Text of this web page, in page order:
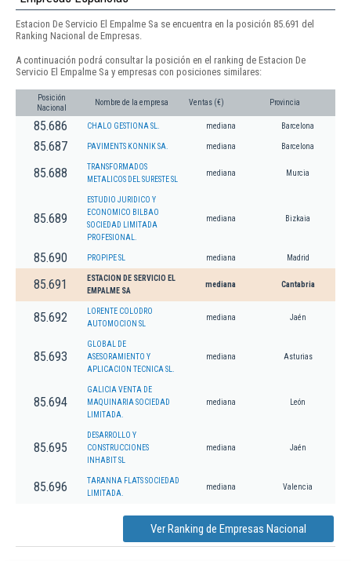
Estacion De Servicio El Empalme Sa se encuentra en la posición 85.691 del
Ranking Nacional de Empresas.
A continuación podrá consultar la posición en el ranking de Estacion De
Servicio El Empalme Sa y empresas con posiciones similares:
Posición
Nacional
Nombre de la empresa Ventas (€) Provincia
85.686 CHALO GESTIONA SL. mediana Barcelona
85.687 PAVIMENTS KONNIK SA. mediana Barcelona
85.688
TRANSFORMADOS
METALICOS DEL SURESTE SL
mediana Murcia
85.689
ESTUDIO JURIDICO Y
ECONOMICO BILBAO
SOCIEDAD LIMITADA
PROFESIONAL.
mediana Bizkaia
85.690 PROPIPE SL mediana Madrid
85.691
ESTACION DE SERVICIO EL
EMPALME SA
mediana Cantabria
85.692
LORENTE COLODRO
AUTOMOCION SL
mediana Jaén
85.693
GLOBAL DE
ASESORAMIENTO Y
APLICACION TECNICA SL.
mediana Asturias
85.694
GALICIA VENTA DE
MAQUINARIA SOCIEDAD
LIMITADA.
mediana León
85.695
DESARROLLO Y
CONSTRUCCIONES
INHABIT SL
mediana Jaén
85.696
TARANNA FLATS SOCIEDAD
LIMITADA.
mediana Valencia
Ver Ranking de Empresas Nacional